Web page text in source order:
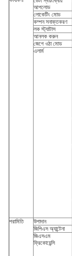
আপলোড
লোকেটিং মোড
কম্পন সনাক্তকরণ
লক স্ট্যাটাস
আনলক করুন
জেগে ওঠা মোড
এলার্ম
পরামিতি উপাদান
জিপিএস অ্যান্টেনা
জিএসএম
ফ্রিকোয়েন্সি